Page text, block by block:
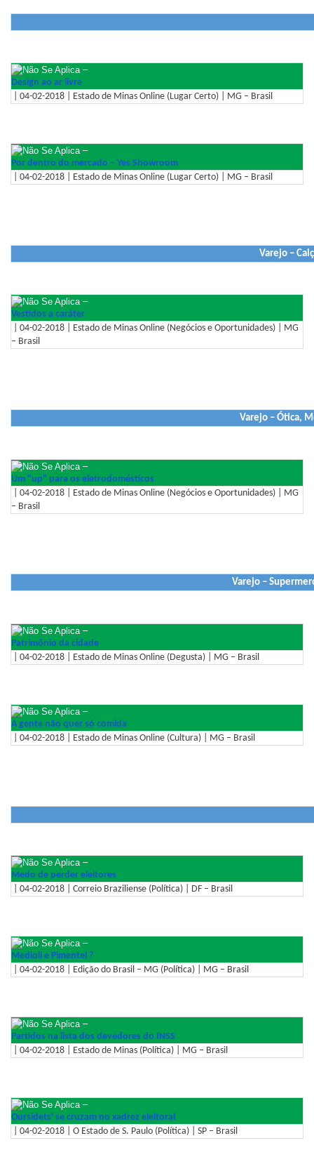
–
Design ao ar livre
| 04-02-2018 | Estado de Minas Online (Lugar Certo) | MG – Brasil
–
Por dentro do mercado – Yes Showroom
| 04-02-2018 | Estado de Minas Online (Lugar Certo) | MG – Brasil
Varejo –
–
Vestidos a caráter
| 04-02-2018 | Estado de Minas Online (Negócios e Oportunidades) | MG
– Brasil
Varejo – Ótica,
–
Um "up" para os eletrodomésticos
| 04-02-2018 | Estado de Minas Online (Negócios e Oportunidades) | MG
– Brasil
Varejo –
–
Patrimônio da cidade
| 04-02-2018 | Estado de Minas Online (Degusta) | MG – Brasil
–
A gente não quer só comida
| 04-02-2018 | Estado de Minas Online (Cultura) | MG – Brasil
–
Medo de perder eleitores
| 04-02-2018 | Correio Braziliense (Política) | DF – Brasil
–
Medioli e Pimentel ?
| 04-02-2018 | Edição do Brasil – MG (Política) | MG – Brasil
–
Partidos na lista dos devedores do INSS
| 04-02-2018 | Estado de Minas (Política) | MG – Brasil
–
Oursidets' se cruzam no xadrez eleitoral
| 04-02-2018 | O Estado de S. Paulo (Política) | SP – Brasil